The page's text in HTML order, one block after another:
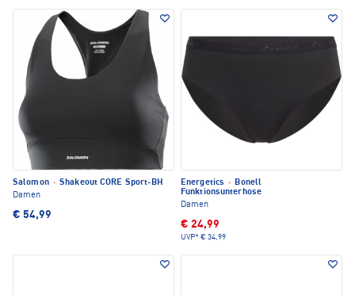
Salomon · Shakeout CORE Sport-BH
Damen
€ 54,99
Energetics · Bonell
Funktionsunterhose
Damen
€ 24,99
UVP* € 34,99